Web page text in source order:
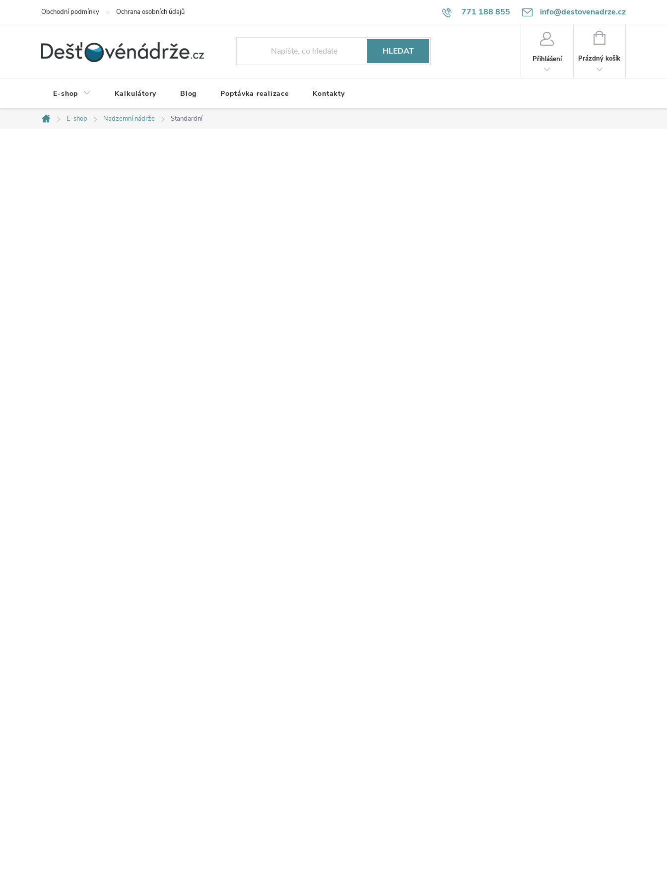
771 188 855 info@destovenadrze.cz
Obchodní podmínky Ochrana osobních údajů
HLEDAT
Přihlášení
NÁKUPNÍ
Prázdný košík
E-shop Kalkulátory Blog Poptávka realizace Kontakty
Domů
E-shop Nadzemní nádrže Standardní